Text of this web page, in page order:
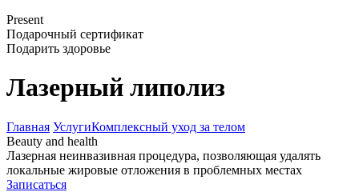
Present
Подарочный сертификат
Подарить здоровье
Лазерный липолиз
Главная УслугиКомплексный уход за телом
Beauty and health
Лазерная неинвазивная процедура, позволяющая удалять
локальные жировые отложения в проблемных местах
Записаться